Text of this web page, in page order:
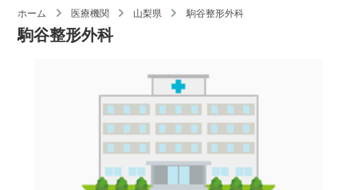
ホーム 医療機関 山梨県 駒谷整形外科
駒谷整形外科